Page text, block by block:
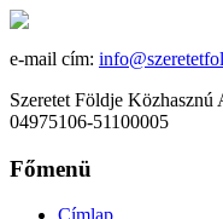
e-mail cím:
Szeretet Földje Közhasznú
04975106-51100005
Főmenü